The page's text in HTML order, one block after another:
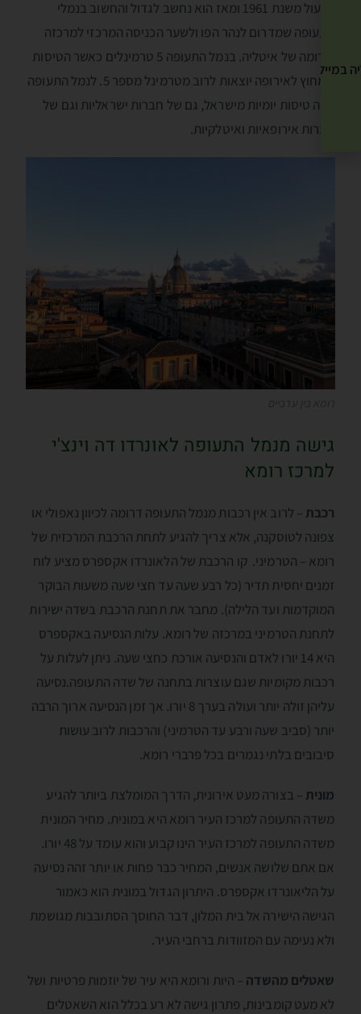
לפעול משנת 1961 ומאז הוא נחשב לגדול והחשוב בנמלי
התעופה שמדרום לנהר הפו ולשער הכניסה המרכזי למרכזה
ודרומה של איטליה. בנמל התעופה 5 טרמינלים כאשר הטיסות
שמחוץ לאירופה יוצאות לרוב מטרמינל מספר 5. לנמל התעופה
כמה טיסות יומיות מישראל, גם של חברות ישראליות וגם של
חברות אירופאיות ואיטלקיות.
גישה מנמל התעופה לאונרדו דה וינצ'י
למרכז רומא
רכבת – לרוב אין רכבות מנמל התעופה דרומה לכיוון נאפולי או
צפונה לטוסקנה, אלא צריך להגיע לתחת הרכבת המרכזית של
רומא – הטרמיני. קו הרכבת של הלאונרדו אקספרס מציע לוח
זמנים יחסית תדיר (כל רבע שעה עד חצי שעה משעות הבוקר
המוקדמות ועד הלילה). מחבר את תחנת הרכבת בשדה ישירות
לתחנת הטרמיני במרכזה של רומא. עלות הנסיעה באקספרס
היא 14 יורו לאדם והנסיעה אורכת כחצי שעה. ניתן לעלות על
רכבות מקומיות שגם עוצרות בתחנה של שדה התעופה.נסיעה
עליהן זולה יותר ועולה בערך 8 יורו. אך זמן הנסיעה ארוך הרבה
יותר (סביב שעה ורבע עד הטרמיני) והרכבות לרוב עושות
סיבובים בלתי נגמרים בכל פרברי רומא.
מונית – בצורה מעט אירונית, הדרך המומלצת ביותר להגיע
משדה התעופה למרכז העיר רומא היא במונית. מחיר המונית
משדה התעופה למרכז העיר הינו קבוע והוא עומד על 48 יורו.
אם אתם שלושה אנשים, המחיר כבר פחות או יותר זהה נסיעה
על הליאונרדו אקספרס. היתרון הגדול במונית הוא כאמור
הגישה הישירה אל בית המלון, דבר החוסך הסתובבות מגושמת
ולא נעימה עם המזוודות ברחבי העיר.
שאטלים מהשדה – היות ורומא היא עיר של יוזמות פרטיות ושל
לא מעט קומבינות, פתרון גישה לא רע בכלל הוא השאטלים
במייל שלך! »